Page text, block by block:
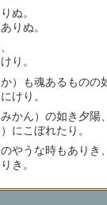
ぬ。
りぬ。
り。
）も魂あるものの
けり。
かん）の如き夕陽、
にこぼれたり。
うな時もありき、
き。